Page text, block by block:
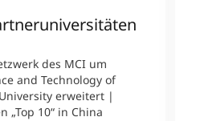
des MCI um
and Technology of
erweitert |
„Top 10“ in China